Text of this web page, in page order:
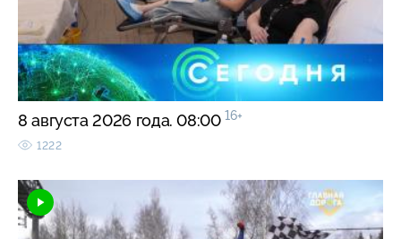
8 августа 2026 года. 08:00 16+
1222